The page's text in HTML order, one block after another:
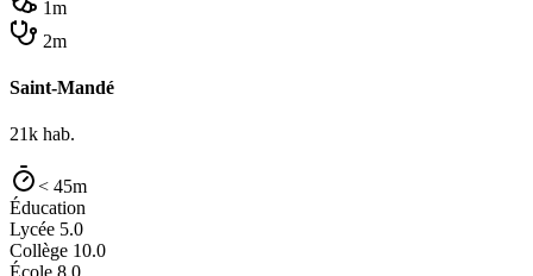
1m
2m
Saint-Mandé
21k hab.
< 45m
Éducation
Lycée 5.0
Collège 10.0